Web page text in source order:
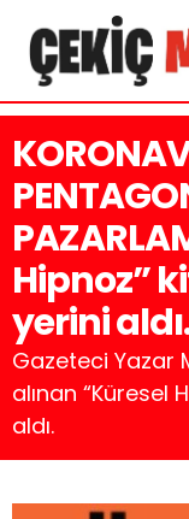
Hipnoz”
yerini
Gazeteci Yazar
alınan “Küresel
aldı.